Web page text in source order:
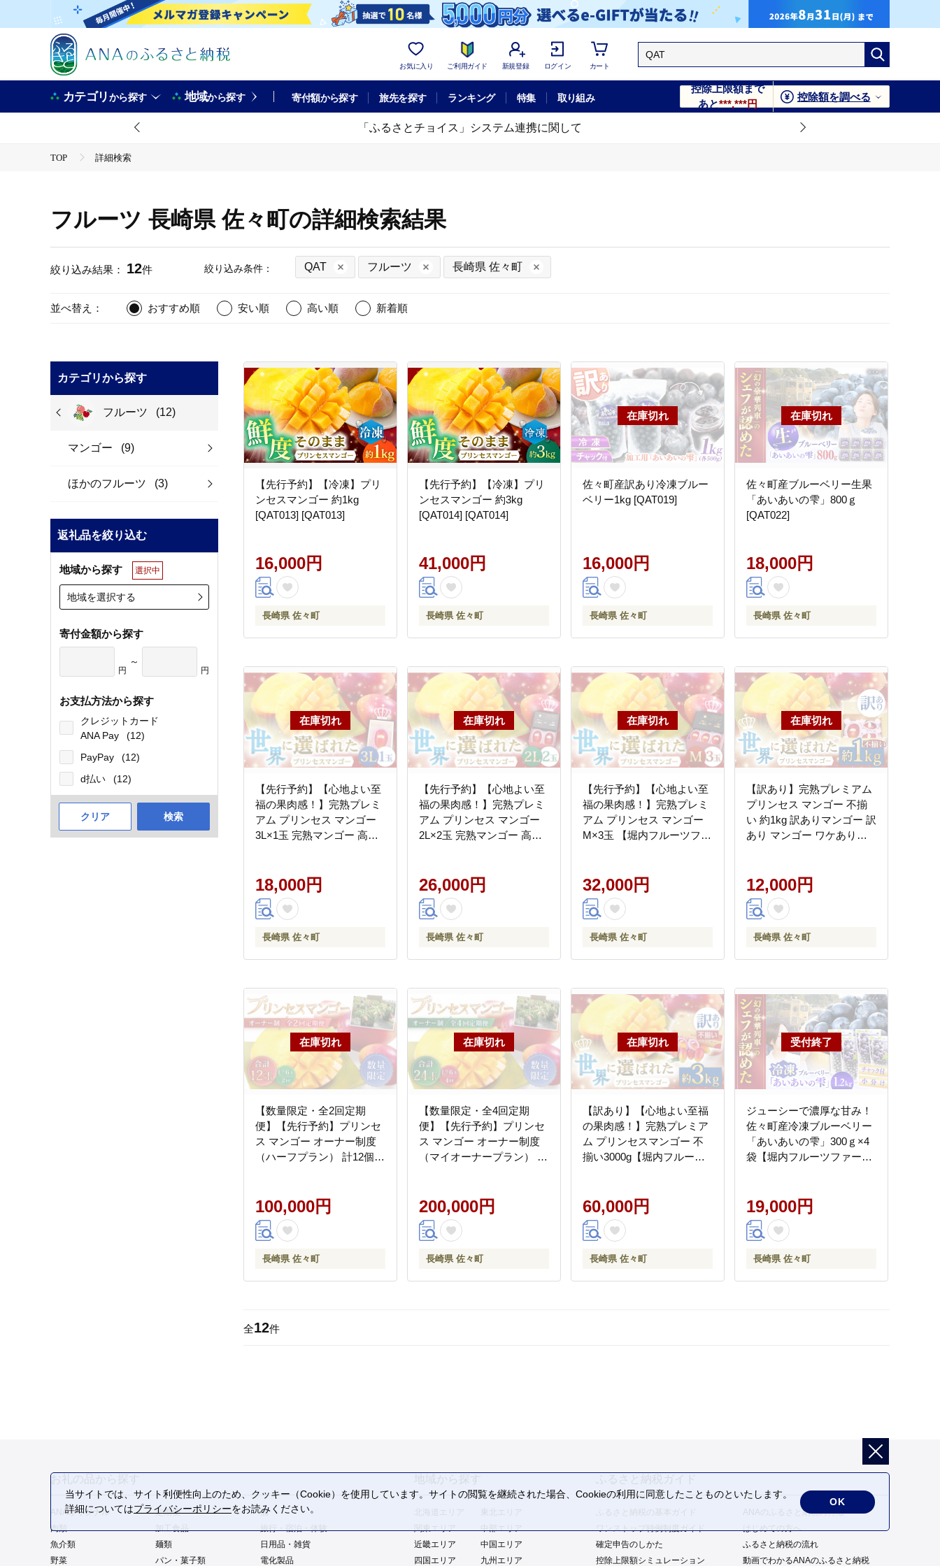
お気に入り ご利用ガイド 新規登録 ログイン カート
カテゴリから探す 地域から探す 寄付額から探す 旅先を探す ランキング 特集 取り組み
控除上限額まで
あと***,***円
控除額を調べる
「ふるさとチョイス」システム連携に関して
TOP 詳細検索
フルーツ 長崎県 佐々町の詳細検索結果
絞り込み結果： 12件 絞り込み条件： QAT フルーツ 長崎県 佐々町
並べ替え： おすすめ順 安い順 高い順 新着順
カテゴリから探す
フルーツ (12)
マンゴー (9)
ほかのフルーツ (3)
返礼品を絞り込む
地域から探す 選択中
地域を選択する
寄付金額から探す
円
～
円
お支払方法から探す
クレジットカード
ANA Pay
(12)
PayPay
(12)
d払い
(12)
クリア 検索
【先行予約】【冷凍】プリ
ンセスマンゴー 約1kg
[QAT013] [QAT013]
16,000円
長崎県 佐々町
【先行予約】【冷凍】プリ
ンセスマンゴー 約3kg
[QAT014] [QAT014]
41,000円
長崎県 佐々町
佐々町産訳あり冷凍ブルー
ベリー1kg [QAT019]
16,000円
長崎県 佐々町
佐々町産ブルーベリー生果
「あいあいの雫」800ｇ
[QAT022]
18,000円
長崎県 佐々町
【先行予約】【心地よい至
福の果肉感！】完熟プレミ
アム プリンセス マンゴー
3L×1玉 完熟マンゴー 高品
[QAT006] [QAT006]
18,000円
長崎県 佐々町
【先行予約】【心地よい至
福の果肉感！】完熟プレミ
アム プリンセス マンゴー
2L×2玉 完熟マンゴー 高品
[QAT007] [QAT007]
26,000円
長崎県 佐々町
【先行予約】【心地よい至
福の果肉感！】完熟プレミ
アム プリンセス マンゴー
M×3玉 【堀内フルーツファ
32,000円
長崎県 佐々町
【訳あり】完熟プレミアム
プリンセス マンゴー 不揃
い 約1kg 訳ありマンゴー 訳
あり マンゴー ワケありマ
12,000円
長崎県 佐々町
【数量限定・全2回定期
便】【先行予約】プリンセ
ス マンゴー オーナー制度
（ハーフプラン） 計12個
ファーム】 [QAT011]
[QAT011]
100,000円
長崎県 佐々町
【数量限定・全4回定期
便】【先行予約】プリンセ
ス マンゴー オーナー制度
（マイオーナープラン） 計
200000円【堀内フルーツフ
ァーム】 [QAT012]
[QAT012]
200,000円
長崎県 佐々町
【訳あり】【心地よい至福
の果肉感！】完熟プレミア
ム プリンセスマンゴー 不
揃い3000g【堀内フルーツ
60,000円
長崎県 佐々町
ジューシーで濃厚な甘み！
佐々町産冷凍ブルーベリー
「あいあいの雫」300ｇ×4
袋【堀内フルーツファー
19,000円
長崎県 佐々町
全12件
お礼の品から探す
ANAオリジナル 定期便
酒
肉類
加工食品
旅行・宿泊・体験
魚介類
麺類
日用品・雑貨
野菜
パン・菓子類 電化製品
地域から探す
関東エリア
中部エリア
近畿エリア
中国エリア
四国エリア
九州エリア
ふるさと納税ガイド
ふるさと納税の基本ガイド
ANAのふるさと納税の特徴
ワンストップ特例制度ガイド
はじめての方へ
確定申告のしかた
ふるさと納税の流れ
控除上限額シミュレーション
動画でわかるANAのふるさと納税
当サイトでは、サイト利便性向上のため、クッキー（Cookie）を使用しています。サイトの閲覧を継続された場合、Cookieの利用に同意したことものといたします。
詳細についてはプライバシーポリシーをお読みください。
OK